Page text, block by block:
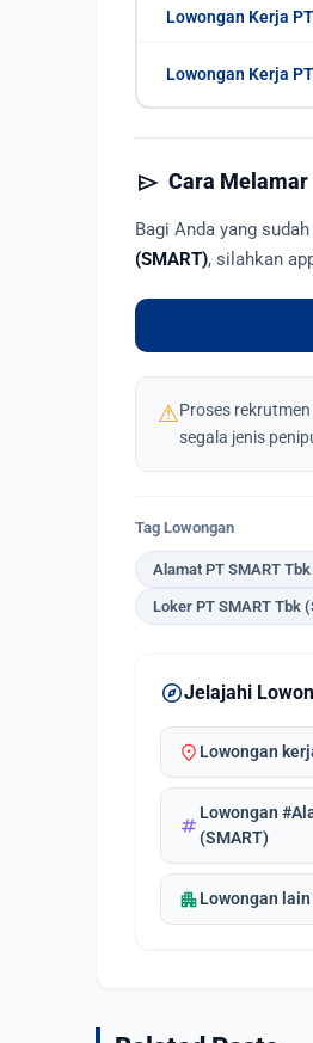
Lowongan Kerja
Lowongan Kerja
send Cara Melamar
Bagi Anda yang
(SMART), silahkan
⚠Proses rekrutmen
segala jenis
Tag Lowongan
Alamat PT SMART
Loker PT SMART Tbk
exploreJelajahi
location_on Lowongan
tagLowongan
(SMART)
apartmentLowongan lain